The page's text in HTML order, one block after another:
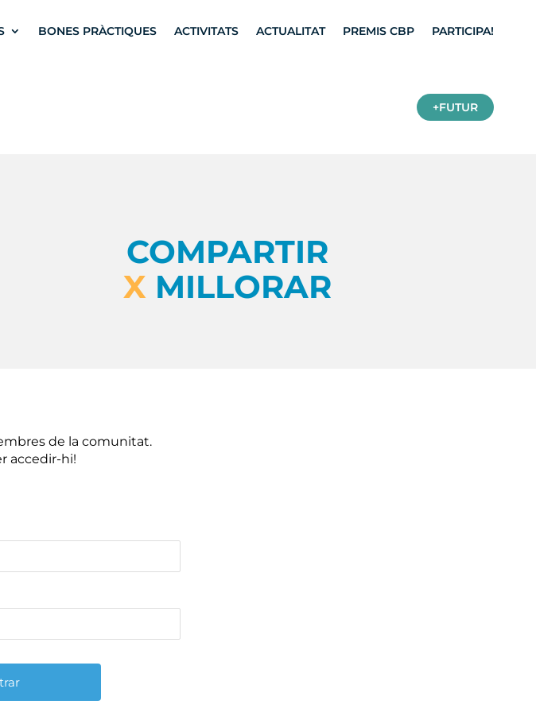
BONES PRÀCTIQUES ACTIVITATS ACTUALITAT PREMIS CBP PARTICIPA!
+FUTUR
COMPARTIR
X MILLORAR
de la comunitat.
accedir-hi!